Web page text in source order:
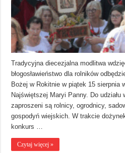
Tradycyjna diecezjalna modlitwa
błogosławieństwo dla rolników
Bożej w Rokitnie w piątek 15 sierpnia
Najświętszej Maryi Panny. Do
zaproszeni są rolnicy, ogrodnicy,
gospodyń wiejskich. W trakcie
konkurs …
Czytaj więcej »